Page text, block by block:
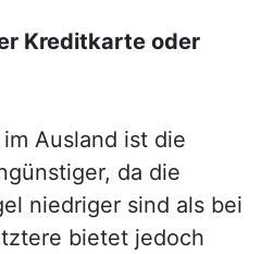
Kreditkarte oder
Ausland ist die
da die
niedriger sind als bei
bietet jedoch